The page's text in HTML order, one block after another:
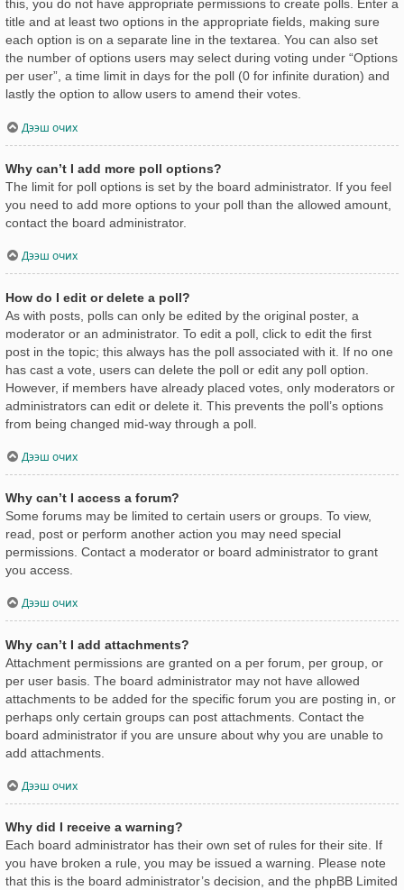
this, you do not have appropriate permissions to create polls. Enter a
title and at least two options in the appropriate fields, making sure
each option is on a separate line in the textarea. You can also set
the number of options users may select during voting under “Options
per user”, a time limit in days for the poll (0 for infinite duration) and
lastly the option to allow users to amend their votes.
Дээш очих
Why can’t I add more poll options?
The limit for poll options is set by the board administrator. If you feel
you need to add more options to your poll than the allowed amount,
contact the board administrator.
Дээш очих
How do I edit or delete a poll?
As with posts, polls can only be edited by the original poster, a
moderator or an administrator. To edit a poll, click to edit the first
post in the topic; this always has the poll associated with it. If no one
has cast a vote, users can delete the poll or edit any poll option.
However, if members have already placed votes, only moderators or
administrators can edit or delete it. This prevents the poll’s options
from being changed mid-way through a poll.
Дээш очих
Why can’t I access a forum?
Some forums may be limited to certain users or groups. To view,
read, post or perform another action you may need special
permissions. Contact a moderator or board administrator to grant
you access.
Дээш очих
Why can’t I add attachments?
Attachment permissions are granted on a per forum, per group, or
per user basis. The board administrator may not have allowed
attachments to be added for the specific forum you are posting in, or
perhaps only certain groups can post attachments. Contact the
board administrator if you are unsure about why you are unable to
add attachments.
Дээш очих
Why did I receive a warning?
Each board administrator has their own set of rules for their site. If
you have broken a rule, you may be issued a warning. Please note
that this is the board administrator’s decision, and the phpBB Limited